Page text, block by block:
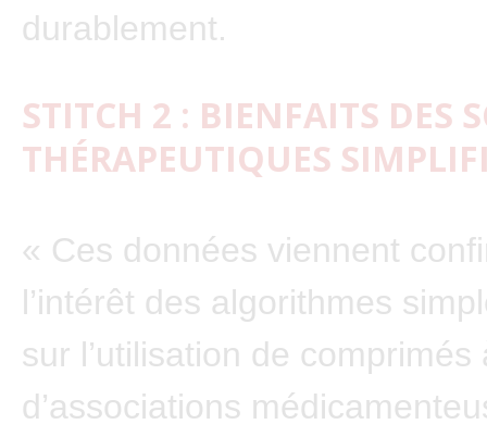
durablement.
STITCH 2 : BIENFAITS DES
THÉRAPEUTIQUES
« Ces données viennent
l’intérêt des algorithmes
sur l’utilisation de comprimés
d’associations